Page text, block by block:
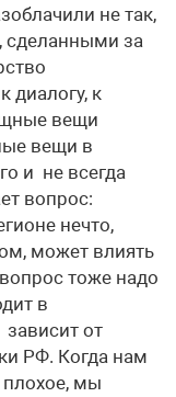
не так,
сделанными за
диалогу, к
вещи
вещи в
и не всегда
вопрос:
нечто,
может влиять
тоже надо
в
от
РФ. Когда нам
плохое, мы